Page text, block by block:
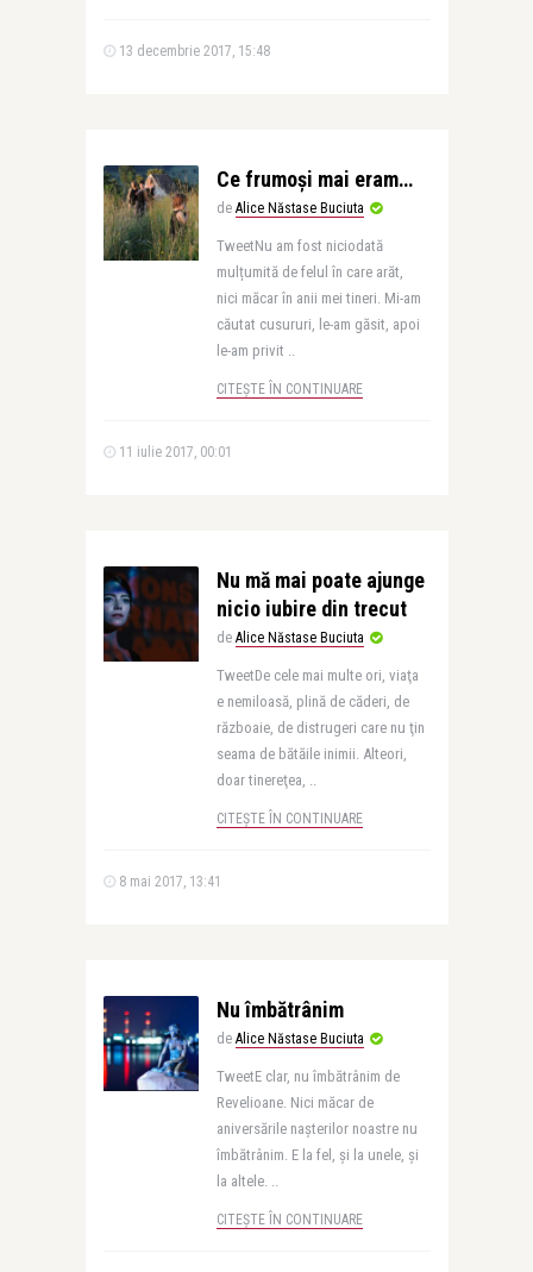
13 decembrie 2017, 15:48
Ce frumoși mai eram…
de Alice Năstase Buciuta
TweetNu am fost niciodată
mulțumită de felul în care arăt,
nici măcar în anii mei tineri. Mi-am
căutat cusururi, le-am găsit, apoi
le-am privit ..
CITEȘTE ÎN CONTINUARE
11 iulie 2017, 00:01
Nu mă mai poate ajunge
nicio iubire din trecut
de Alice Năstase Buciuta
TweetDe cele mai multe ori, viaţa
e nemiloasă, plină de căderi, de
războaie, de distrugeri care nu ţin
seama de bătăile inimii. Alteori,
doar tinereţea, ..
CITEȘTE ÎN CONTINUARE
8 mai 2017, 13:41
Nu îmbătrânim
de Alice Năstase Buciuta
TweetE clar, nu îmbătrânim de
Revelioane. Nici măcar de
aniversările naşterilor noastre nu
îmbătrânim. E la fel, şi la unele, şi
la altele. ..
CITEȘTE ÎN CONTINUARE